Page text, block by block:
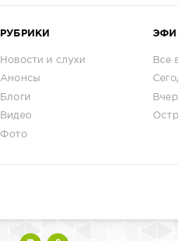
РУБРИКИ
Новости и слухи
Анонсы
Блоги
Видео
Фото
Все